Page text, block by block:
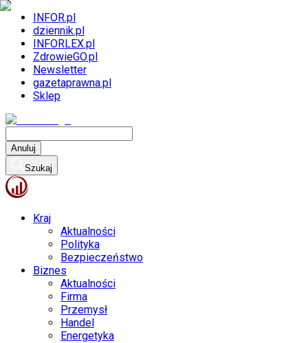
INFOR.pl
dziennik.pl
INFORLEX.pl
ZdrowieGO.pl
Newsletter
gazetaprawna.pl
Sklep
Anuluj
Szukaj
Kraj
Aktualności
Polityka
Bezpieczeństwo
Biznes
Aktualności
Firma
Przemysł
Handel
Energetyka